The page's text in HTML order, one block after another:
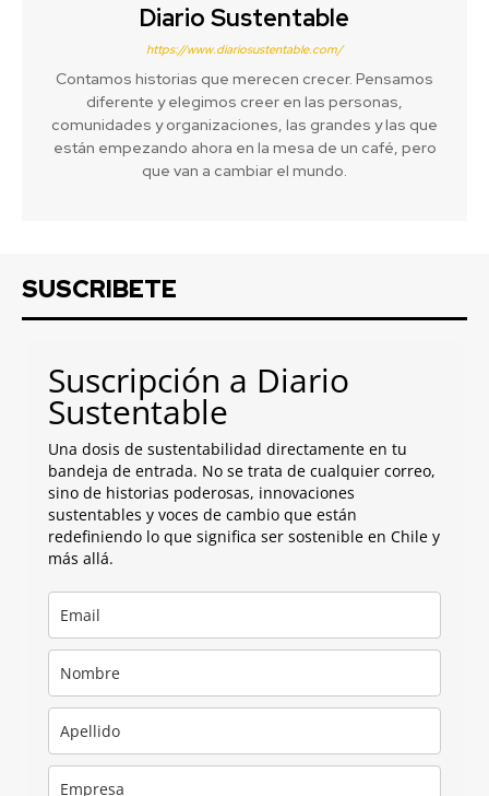
Diario Sustentable
https://www.diariosustentable.com/
Contamos historias que merecen crecer. Pensamos
diferente y elegimos creer en las personas,
comunidades y organizaciones, las grandes y las que
están empezando ahora en la mesa de un café, pero
que van a cambiar el mundo.
SUSCRIBETE
Suscripción a Diario
Sustentable
Una dosis de sustentabilidad directamente en tu
bandeja de entrada. No se trata de cualquier correo,
sino de historias poderosas, innovaciones
sustentables y voces de cambio que están
redefiniendo lo que significa ser sostenible en Chile y
más allá.